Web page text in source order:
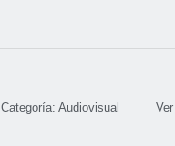
Categoría: Audiovisual